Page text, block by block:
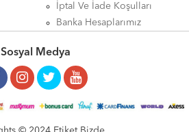
İptal Ve İade Koşulları
Banka Hesaplarımız
Sosyal Medya